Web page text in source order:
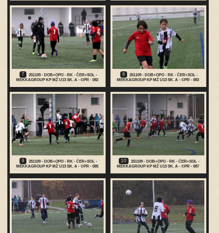
7
251109 - DOB+OPO - RK - ČER+SOL -
MEKKAGROUP KP MŽ U13 SK. A - ©PR - 082
8
251109 - DOB+OPO - RK - ČER+SOL -
MEKKAGROUP KP MŽ U13 SK. A - ©PR - 083
9
251109 - DOB+OPO - RK - ČER+SOL -
MEKKAGROUP KP MŽ U13 SK. A - ©PR - 085
10
251109 - DOB+OPO - RK - ČER+SOL -
MEKKAGROUP KP MŽ U13 SK. A - ©PR - 087